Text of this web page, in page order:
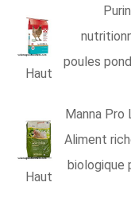
Haut
poules
Haut
Manna
Aliment
biologique